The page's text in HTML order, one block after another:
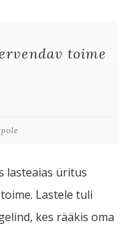
toime
lasteaias üritus
Lastele tuli
kes rääkis oma